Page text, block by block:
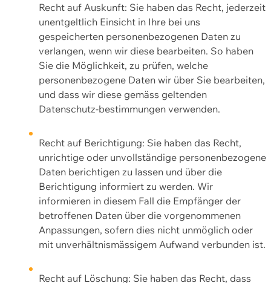
Recht auf Auskunft: Sie haben das Recht, jederzeit
unentgeltlich Einsicht in Ihre bei uns
gespeicherten personenbezogenen Daten zu
verlangen, wenn wir diese bearbeiten. So haben
Sie die Möglichkeit, zu prüfen, welche
personenbezogene Daten wir über Sie bearbeiten,
und dass wir diese gemäss geltenden
Datenschutz-bestimmungen verwenden.
Recht auf Berichtigung: Sie haben das Recht,
unrichtige oder unvollständige personenbezogene
Daten berichtigen zu lassen und über die
Berichtigung informiert zu werden. Wir
informieren in diesem Fall die Empfänger der
betroffenen Daten über die vorgenommenen
Anpassungen, sofern dies nicht unmöglich oder
mit unverhältnismässigem Aufwand verbunden ist.
Recht auf Löschung: Sie haben das Recht, dass